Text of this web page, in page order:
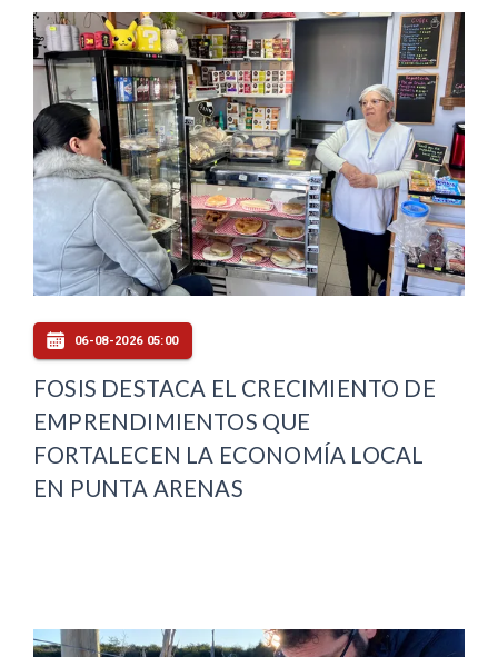
06-08-2026 05:00
FOSIS DESTACA EL CRECIMIENTO DE
EMPRENDIMIENTOS QUE
FORTALECEN LA ECONOMÍA LOCAL
EN PUNTA ARENAS